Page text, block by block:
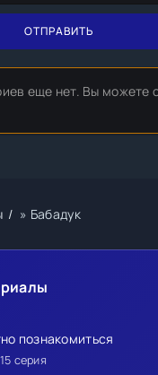
познакомиться
серия
ОТПРАВИТЬ
еще нет. Вы можете
» Бабадук